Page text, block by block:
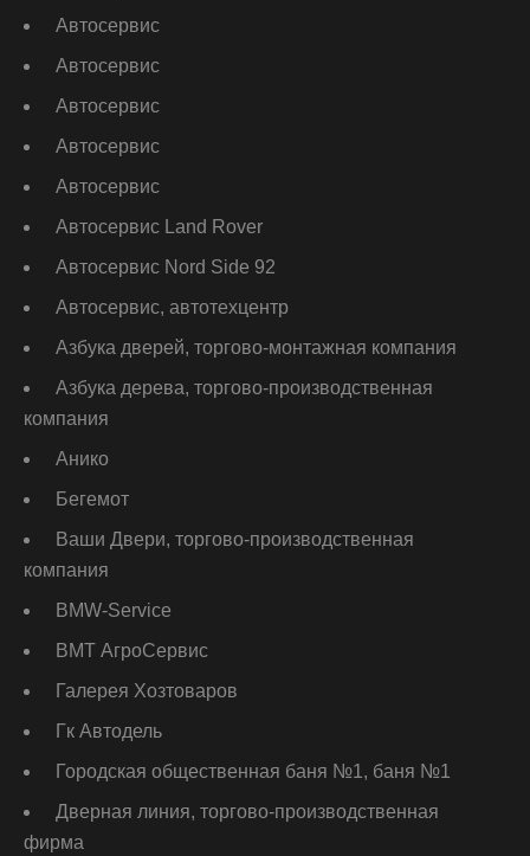
Автосервис
Автосервис
Автосервис
Автосервис
Автосервис
Автосервис Land Rover
Автосервис Nord Side 92
Автосервис, автотехцентр
Азбука дверей, торгово-монтажная компания
Азбука дерева, торгово-производственная
компания
Анико
Бегемот
Ваши Двери, торгово-производственная
компания
ВМW-Service
ВМТ АгроСервис
Галерея Хозтоваров
Гк Автодель
Городская общественная баня №1, баня №1
Дверная линия, торгово-производственная
фирма